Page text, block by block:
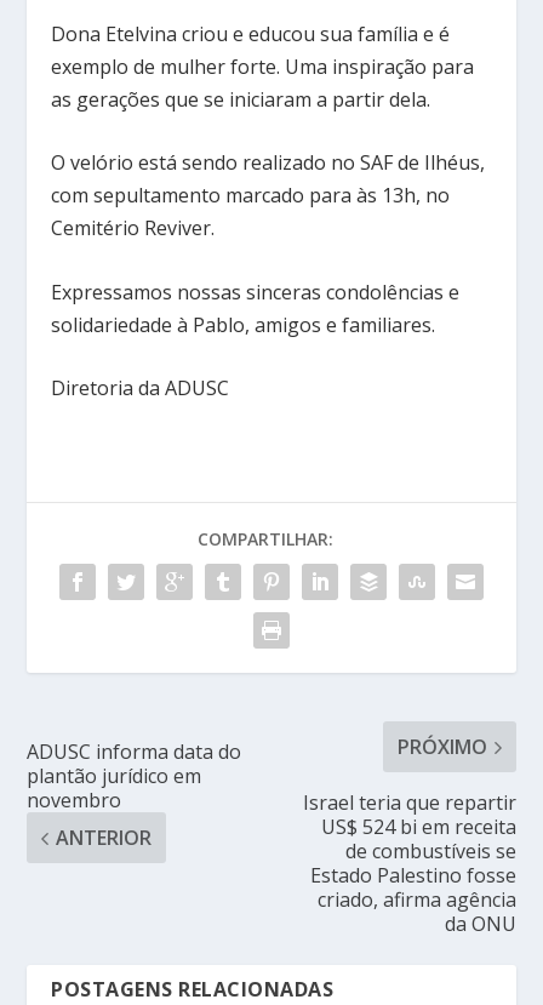
Dona Etelvina criou e educou sua família e é
exemplo de mulher forte. Uma inspiração para
as gerações que se iniciaram a partir dela.
O velório está sendo realizado no SAF de Ilhéus,
com sepultamento marcado para às 13h, no
Cemitério Reviver.
Expressamos nossas sinceras condolências e
solidariedade à Pablo, amigos e familiares.
Diretoria da ADUSC
COMPARTILHAR:
ADUSC informa data do
plantão jurídico em
novembro
ANTERIOR
PRÓXIMO
Israel teria que repartir
US$ 524 bi em receita
de combustíveis se
Estado Palestino fosse
criado, afirma agência
da ONU
POSTAGENS RELACIONADAS